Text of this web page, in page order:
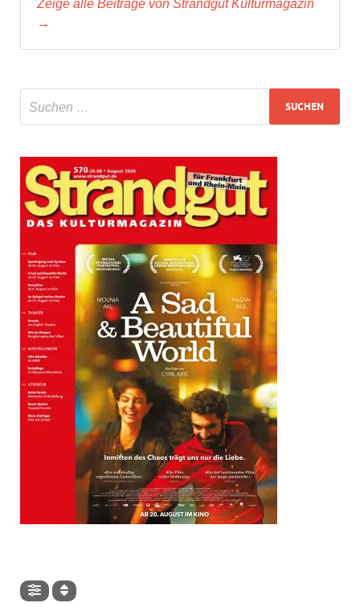
Zeige alle Beiträge von Strandgut Kulturmagazin
→